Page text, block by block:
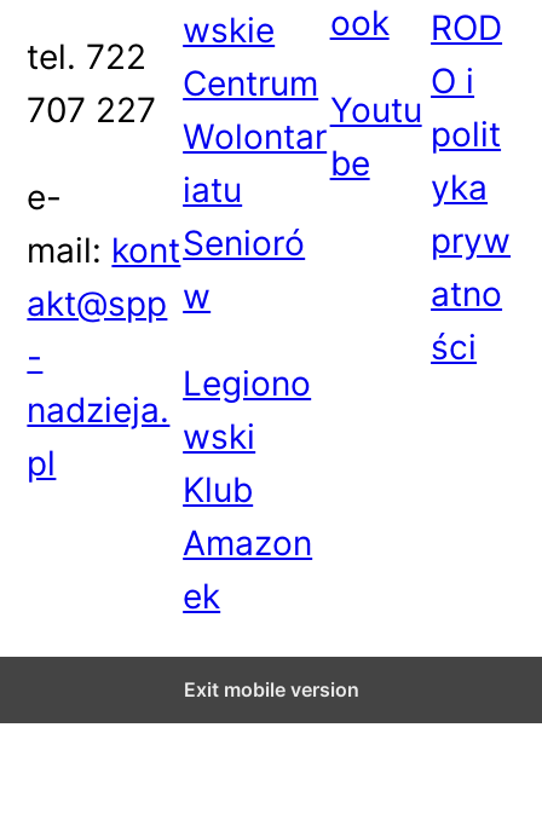
tel. 722
707 227
e-
mail: kont
akt@spp
-
nadzieja.
pl
wskie
Centrum
Wolontar
iatu
Senioró
w
Legiono
wski
Klub
Amazon
ek
ook
Youtu
be
ROD
O i
polit
yka
pryw
atno
ści
Exit mobile version